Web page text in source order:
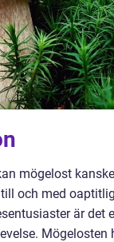
mögelost
och med
är det
Mögelosten